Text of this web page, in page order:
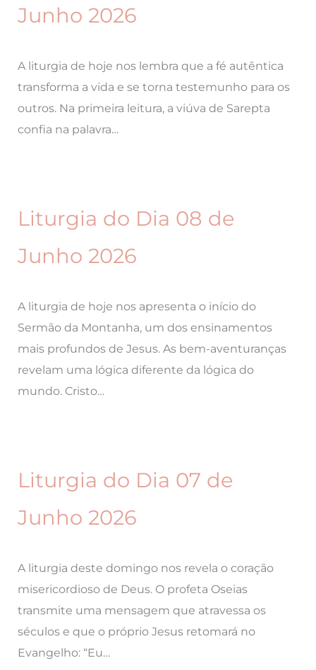
Junho 2026
A liturgia de hoje nos lembra que a fé autêntica
transforma a vida e se torna testemunho para os
outros. Na primeira leitura, a viúva de Sarepta
confia na palavra…
Liturgia do Dia 08 de
Junho 2026
A liturgia de hoje nos apresenta o início do
Sermão da Montanha, um dos ensinamentos
mais profundos de Jesus. As bem-aventuranças
revelam uma lógica diferente da lógica do
mundo. Cristo…
Liturgia do Dia 07 de
Junho 2026
A liturgia deste domingo nos revela o coração
misericordioso de Deus. O profeta Oseias
transmite uma mensagem que atravessa os
séculos e que o próprio Jesus retomará no
Evangelho: “Eu…